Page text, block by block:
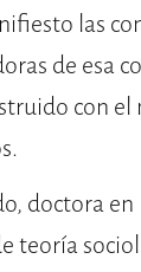
las
de esa
con el
doctora en
teoría